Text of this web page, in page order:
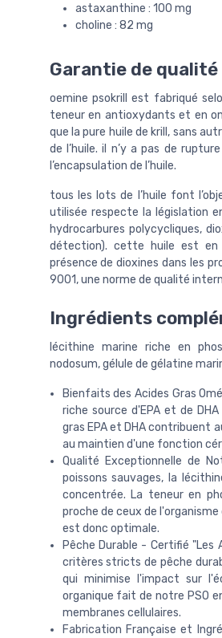
astaxanthine : 100 mg
choline : 82 mg
Garantie de
oemine psokrill est fabriqué
teneur en antioxydants et en
que la pure huile de krill, sans
de l’huile. il n’y a pas de
l’encapsulation de l’huile.
tous les lots de l’huile font
utilisée respecte la législation
hydrocarbures polycycliques,
détection). cette huile est en
présence de dioxines dans les
9001, une norme de qualité
Ingrédients
lécithine marine riche en
nodosum, gélule de gélatine
Bienfaits des Acides Gras
riche source d'EPA et de
gras EPA et DHA contribuent
au maintien d'une fonction
Qualité Exceptionnelle de
poissons sauvages, la
concentrée. La teneur en
proche de ceux de
est donc optimale.
Pêche Durable - Certifié
critères stricts de pêche
qui minimise l'impact sur
organique fait de notre PSO
membranes cellulaires.
Fabrication Française et